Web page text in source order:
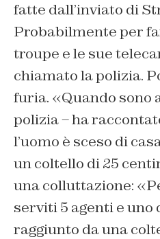
fatte dall’inviato di
Probabilmente per
troupe e le sue
chiamato la polizia.
furia. «Quando sono
polizia – ha
l’uomo è sceso di
un coltello di 25
una colluttazione:
serviti 5 agenti e uno
raggiunto da una